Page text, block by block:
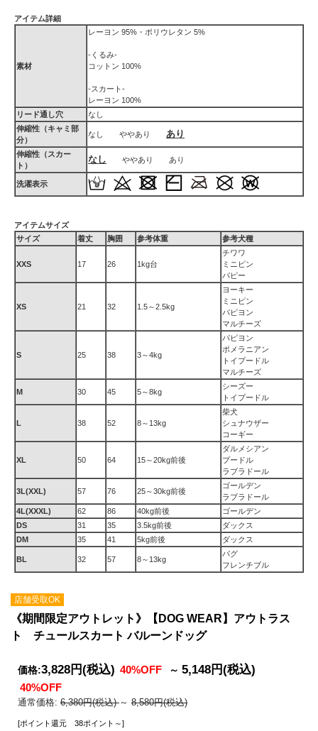
アイテム詳細
素材
レーヨン 95%・ポリウレタン 5%
-くるみ-
コットン 100%
-スカート-
レーヨン 100%
リード通し穴
なし
伸縮性（キャミ部
分）
なし ややあり あり
伸縮性（スカー
ト）
なし ややあり あり
洗濯表示
アイテムサイズ
サイズ
着丈 胸囲 参考体重 参考犬種
XXS 17 26 1kg台
チワワ
ミニピン
パピー
XS 21 32 1.5～2.5kg
ヨーキー
ミニピン
パピヨン
マルチーズ
S 25 38 3～4kg
パピヨン
ポメラニアン
トイプードル
マルチーズ
M 30 45 5～8kg
シーズー
トイプードル
L 38 52 8～13kg
柴犬
シュナウザー
コーギー
XL 50 64 15～20kg前後
ダルメシアン
プードル
ラブラドール
3L(XXL) 57 76 25～30kg前後
ゴールデン
ラブラドール
4L(XXXL)
62 86 40kg前後
ゴールデン
DS
31 35 3.5kg前後
ダックス
DM
35 41 5kg前後 ダックス
BL 32 57 8～13kg
パグ
フレンチブル
店舗受取OK
《期間限定アウトレット》【DOG WEAR】アウトラス
ト チュールスカート バルーンドッグ
価格:3,828円(税込) 40%OFF ～ 5,148円(税込)
40%OFF
通常価格: 6,380円(税込)～ 8,580円(税込)
[ポイント還元 38ポイント～]